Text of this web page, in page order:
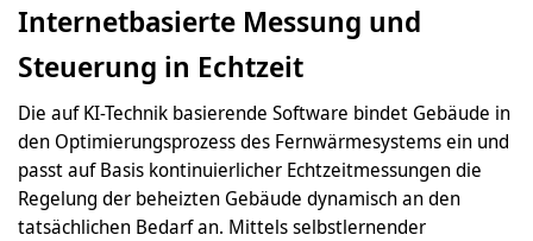
Internetbasierte Messung und
Steuerung in Echtzeit
Die auf KI-Technik basierende Software bindet Gebäude in
den Optimierungsprozess des Fernwärmesystems ein und
passt auf Basis kontinuierlicher Echtzeitmessungen die
Regelung der beheizten Gebäude dynamisch an den
tatsächlichen Bedarf an. Mittels selbstlernender